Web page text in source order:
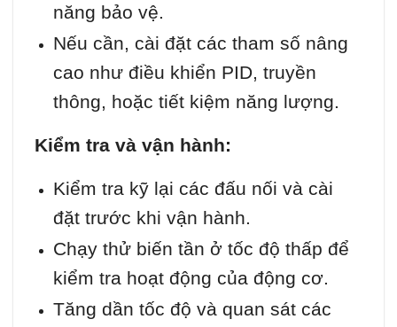
năng bảo vệ.
Nếu cần, cài đặt các tham số nâng
cao như điều khiển PID, truyền
thông, hoặc tiết kiệm năng lượng.
Kiểm tra và vận hành:
Kiểm tra kỹ lại các đấu nối và cài
đặt trước khi vận hành.
Chạy thử biến tần ở tốc độ thấp để
kiểm tra hoạt động của động cơ.
Tăng dần tốc độ và quan sát các